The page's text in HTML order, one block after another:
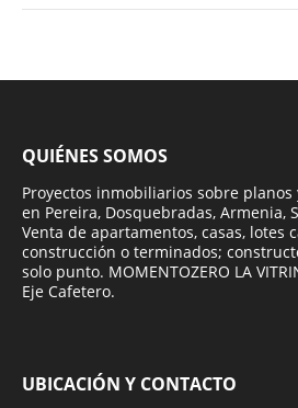
QUIÉNES SOMOS
Proyectos inmobiliarios sobre planos
en Pereira, Dosquebradas, Armenia,
Venta de apartamentos, casas, lotes
construcción o terminados;
solo punto. MOMENTOZERO LA
Eje Cafetero.
UBICACIÓN Y CONTACTO